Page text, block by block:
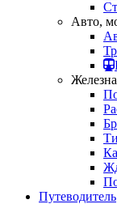
Авто,
Путеводитель